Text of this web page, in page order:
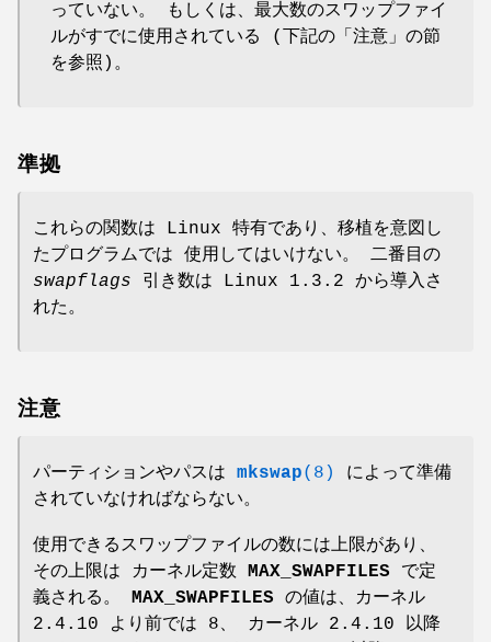
っていない。 もしくは、最大数のスワップファイ
ルがすでに使用されている (下記の「注意」の節
を参照)。
準拠
これらの関数は Linux 特有であり、移植を意図し
たプログラムでは 使用してはいけない。 二番目の
swapflags 引き数は Linux 1.3.2 から導入さ
れた。
注意
パーティションやパスは mkswap(8)
によって準備
されていなければならない。
使用できるスワップファイルの数には上限があり、
その上限は カーネル定数 MAX_SWAPFILES で定
義される。 MAX_SWAPFILES の値は、カーネル
2.4.10 より前では 8、 カーネル 2.4.10 以降